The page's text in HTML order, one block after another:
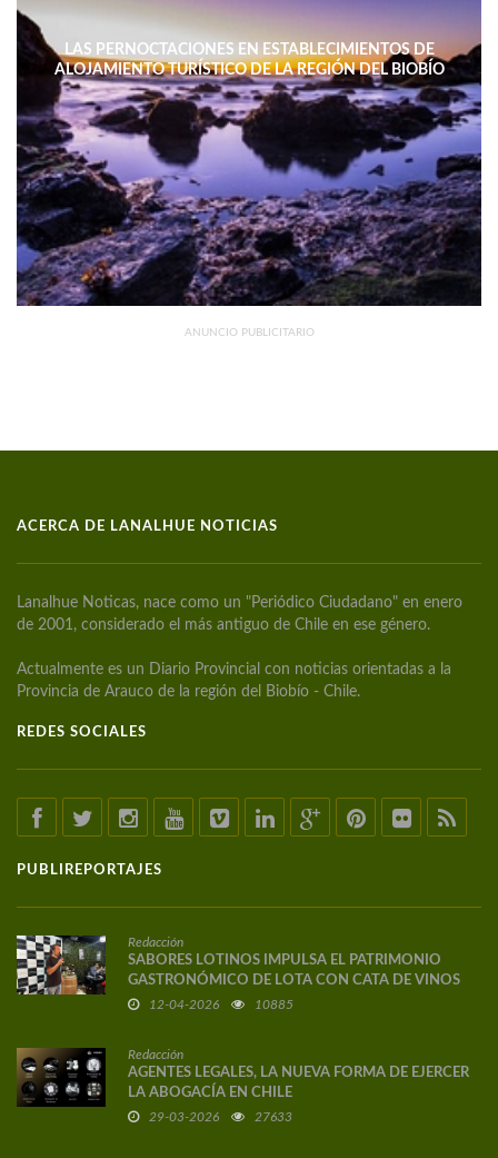
LAS PERNOCTACIONES EN ESTABLECIMIENTOS DE
ALOJAMIENTO TURÍSTICO DE LA REGIÓN DEL BIOBÍO
DISMINUYERON 15,4% INTERANUAL
ANUNCIO PUBLICITARIO
ACERCA DE LANALHUE NOTICIAS
Lanalhue Noticas, nace como un "Periódico Ciudadano" en enero
de 2001, considerado el más antiguo de Chile en ese género.
Actualmente es un Diario Provincial con noticias orientadas a la
Provincia de Arauco de la región del Biobío - Chile.
REDES SOCIALES
PUBLIREPORTAJES
Redacción
SABORES LOTINOS IMPULSA EL PATRIMONIO
GASTRONÓMICO DE LOTA CON CATA DE VINOS
DE AUTOR
12-04-2026 10885
Redacción
AGENTES LEGALES, LA NUEVA FORMA DE EJERCER
LA ABOGACÍA EN CHILE
29-03-2026 27633